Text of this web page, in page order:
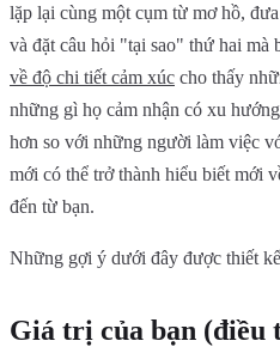
lặp lại cùng một cụm từ mơ hồ,
và đặt câu hỏi "tại sao" thứ hai mà
về độ chi tiết cảm xúc cho thấy
những gì họ cảm nhận có xu
hơn so với những người làm việc
mới có thể trở thành hiểu biết mới
đến từ bạn.
Những gợi ý dưới đây được thiết
Giá trị của bạn (điều